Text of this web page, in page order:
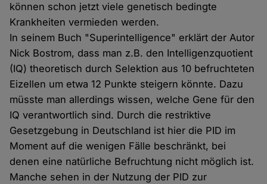
können schon jetzt viele genetisch bedingte
Krankheiten vermieden werden.
In seinem Buch "Superintelligence" erklärt der Autor
Nick Bostrom, dass man z.B. den Intelligenzquotient
(IQ) theoretisch durch Selektion aus 10 befruchteten
Eizellen um etwa 12 Punkte steigern könnte. Dazu
müsste man allerdings wissen, welche Gene für den
IQ verantwortlich sind. Durch die restriktive
Gesetzgebung in Deutschland ist hier die PID im
Moment auf die wenigen Fälle beschränkt, bei
denen eine natürliche Befruchtung nicht möglich ist.
Manche sehen in der Nutzung der PID zur